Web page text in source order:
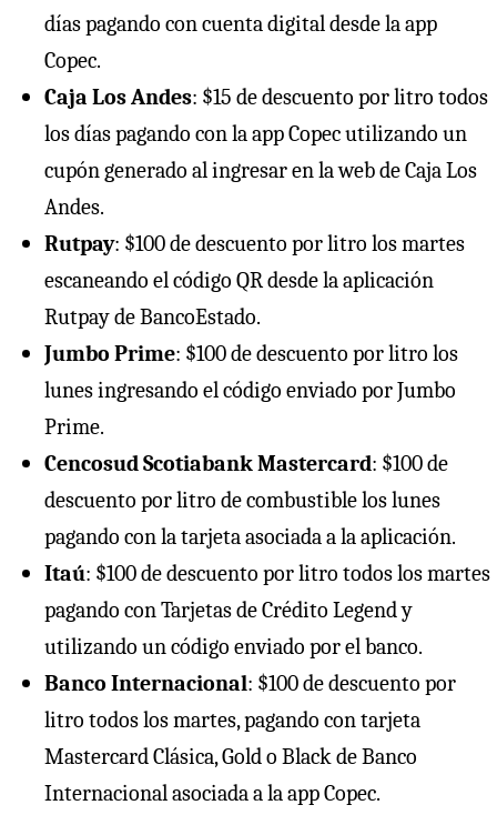
días pagando con cuenta digital desde la app
Copec.
Caja Los Andes: $15 de descuento por litro todos
los días pagando con la app Copec utilizando un
cupón generado al ingresar en la web de Caja Los
Andes.
Rutpay: $100 de descuento por litro los martes
escaneando el código QR desde la aplicación
Rutpay de BancoEstado.
Jumbo Prime: $100 de descuento por litro los
lunes ingresando el código enviado por Jumbo
Prime.
Cencosud Scotiabank Mastercard: $100 de
descuento por litro de combustible los lunes
pagando con la tarjeta asociada a la aplicación.
Itaú: $100 de descuento por litro todos los martes
pagando con Tarjetas de Crédito Legend y
utilizando un código enviado por el banco.
Banco Internacional: $100 de descuento por
litro todos los martes, pagando con tarjeta
Mastercard Clásica, Gold o Black de Banco
Internacional asociada a la app Copec.